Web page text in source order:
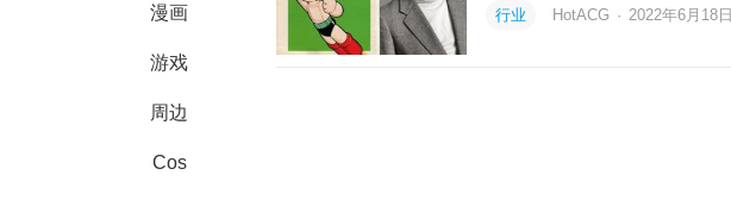
漫画
游戏
周边
Cos
行业 HotACG · 2022年6月18日